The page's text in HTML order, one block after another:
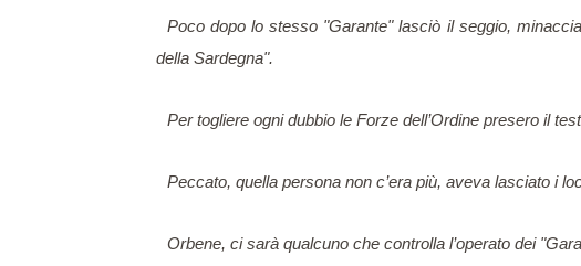
Poco dopo lo stesso "Garante" lasciò il seggio,
della Sardegna".
Per togliere ogni dubbio le Forze dell’Ordine presero il
Peccato, quella persona non c’era più, aveva lasciato i
Orbene, ci sarà qualcuno che controlla l’operato dei